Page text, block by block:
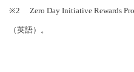
※2 Zero Day Initiative Rewards
（英語）。